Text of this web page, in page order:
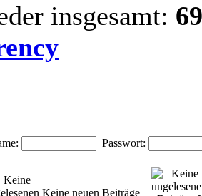
insgesamt:
Passwort:
Keine neuen Beiträge